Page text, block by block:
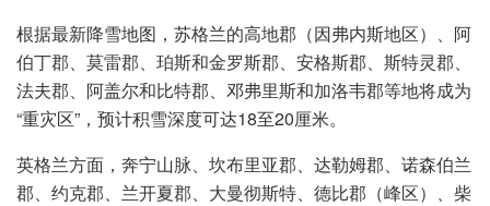
根据最新降雪地图，苏格兰的高地郡（因弗内斯地区）、阿
伯丁郡、莫雷郡、珀斯和金罗斯郡、安格斯郡、斯特灵郡、
法夫郡、阿盖尔和比特郡、邓弗里斯和加洛韦郡等地将成为
“重灾区”，预计积雪深度可达18至20厘米。
英格兰方面，奔宁山脉、坎布里亚郡、达勒姆郡、诺森伯兰
郡、约克郡、兰开夏郡、大曼彻斯特、德比郡（峰区）、柴